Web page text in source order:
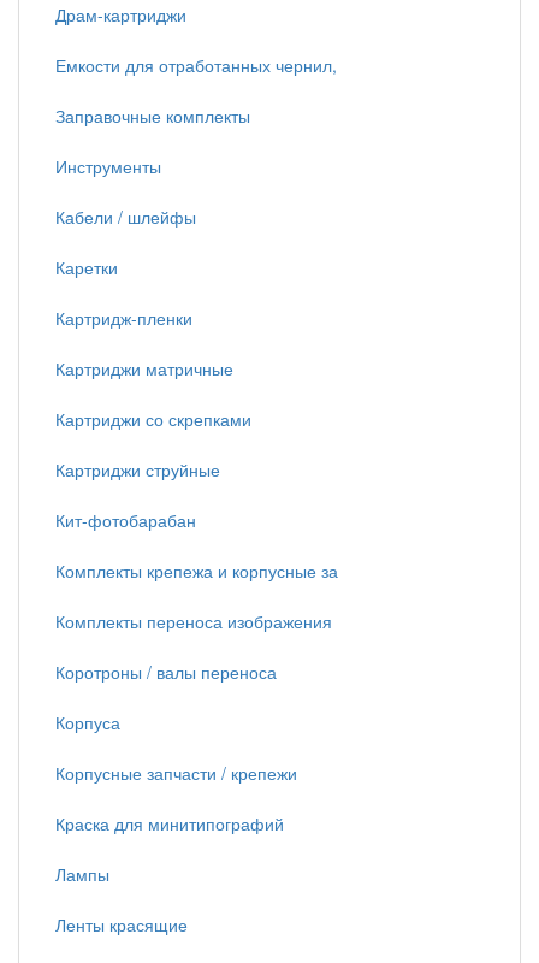
Драм-картриджи
Емкости для отработанных чернил,
Заправочные комплекты
Инструменты
Кабели / шлейфы
Каретки
Картридж-пленки
Картриджи матричные
Картриджи со скрепками
Картриджи струйные
Кит-фотобарабан
Комплекты крепежа и корпусные за
Комплекты переноса изображения
Коротроны / валы переноса
Корпуса
Корпусные запчасти / крепежи
Краска для минитипографий
Лампы
Ленты красящие